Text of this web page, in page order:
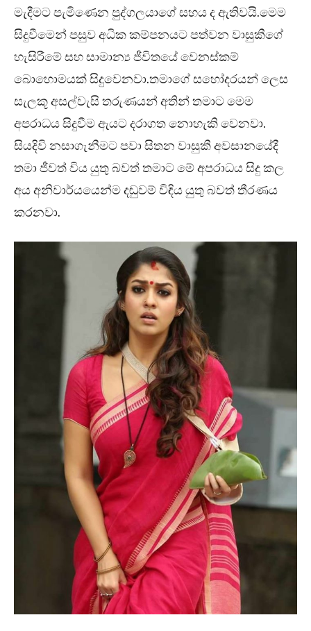
මැදීමට පැමිණෙන පුද්ගලයාගේ සහය ද ඇතිවයි.මෙම
සිදුවීමෙන් පසුව අධික කම්පනයට පත්වන වාසුකීගේ
හැසිරීමේ සහ සාමාන්‍ය ජීවිතයේ වෙනස්කම්
බොහොමයක් සිදුවෙනවා.තමාගේ සහෝදරයන් ලෙස
සැලකූ අසල්වැසි තරුණයන් අතින් තමාට මෙම
අපරාධය සිදුවීම ඇයට දරාගත නොහැකි වෙනවා.
සියදිවි නසාගැනීමට පවා සිතන වාසුකී අවසානයේදී
තමා ජීවත් විය යුතු බවත් තමාට මේ අපරාධය සිදු කල
අය අනිවාර්යයෙන්ම දඬුවම් විඳිය යුතු බවත් තීරණය
කරනවා.